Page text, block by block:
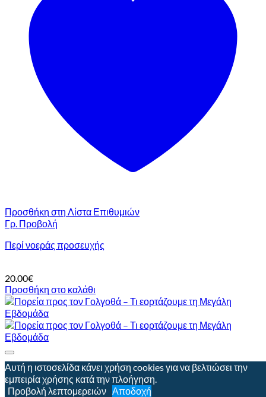
Προσθήκη στη Λίστα Επιθυμιών
Γρ. Προβολή
Περί νοεράς προσευχής
20.00€
Προσθήκη στο καλάθι
Αυτή η ιστοσελίδα κάνει χρήση cookies για να βελτιώσει την
εμπειρία χρήσης κατά την πλοήγηση.
Προβολή λεπτομερειών Αποδοχή